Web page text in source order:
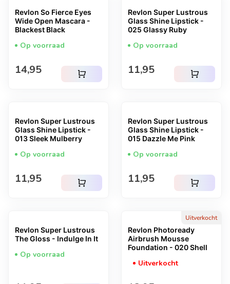
Revlon So Fierce Eyes
Wide Open Mascara -
Blackest Black
Op voorraad
Normale prijs
14,95 shopping_cart
Revlon Super Lustrous
Glass Shine Lipstick -
025 Glassy Ruby
Op voorraad
Normale prijs
11,95 shopping_cart
Revlon Super Lustrous
Glass Shine Lipstick -
013 Sleek Mulberry
Op voorraad
Normale prijs
11,95 shopping_cart
Revlon Super Lustrous
Glass Shine Lipstick -
015 Dazzle Me Pink
Op voorraad
Normale prijs
11,95 shopping_cart
Revlon Super Lustrous
The Gloss - Indulge In It
Op voorraad
Uitverkocht
Revlon Photoready
Airbrush Mousse
Foundation - 020 Shell
Uitverkocht